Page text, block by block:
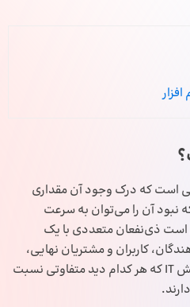
است که درک وجود آن مقداری
آن را می‌توان به سرعت
ذی‌نفعان متعددی با یک
کاربران و مشتریان نهایی،
مدیران سازمان تا متخصصان بخش IT که هر کدام دید متفاوتی نسبت